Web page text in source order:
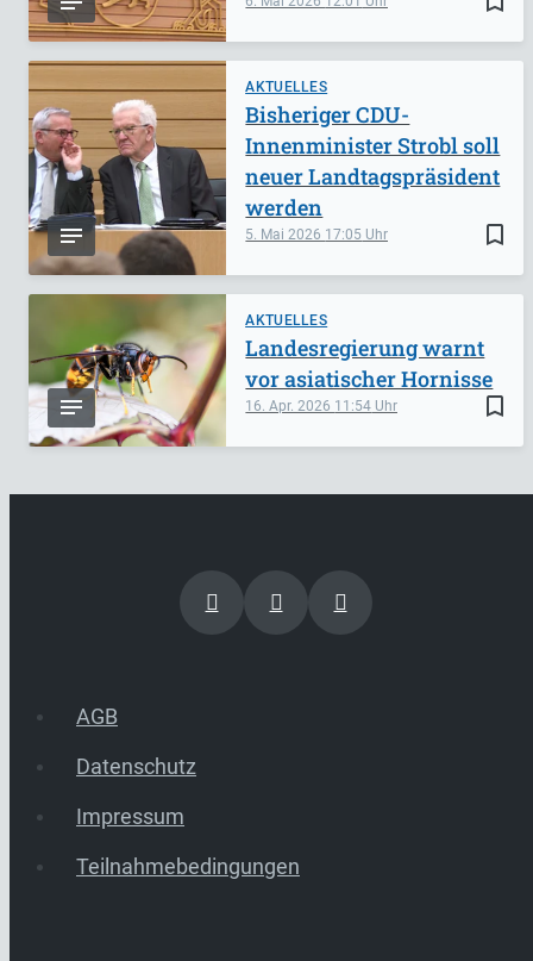
AKTUELLES
bookmark_border
5. Mai 2026 17:05
Bisheriger CDU-
Innenminister Strobl soll
neuer Landtagspräsident
werden
AKTUELLES
bookmark_border
16. Apr. 2026 11:54
Landesregierung warnt
vor asiatischer Hornisse
AGB
Datenschutz
Impressum
Teilnahmebedingungen